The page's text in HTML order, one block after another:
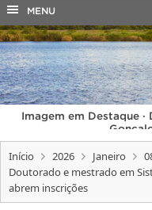
COBALTO
CONCURSOS
EDITAIS
INTERNACIONAL
OUVIDORIA
PORTARIAS
TELEFONES
MENU
Imagem em Destaque
Início 2026 Janeiro
Doutorado e mestrado em
abrem inscrições